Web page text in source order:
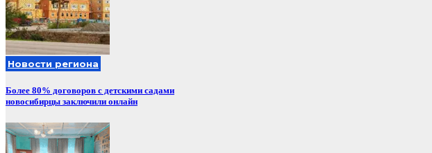
Новости региона
Более 80% договоров с детскими садами
новосибирцы заключили онлайн